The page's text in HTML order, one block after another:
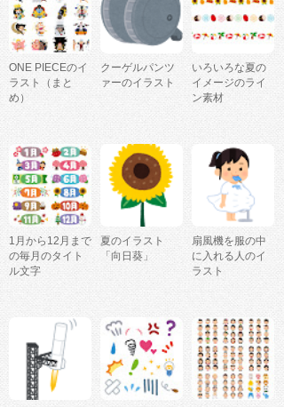
ONE PIECEのイ
ラスト（まと
め）
クーゲルパンツ
ァーのイラスト
いろいろな夏の
イメージのライ
ン素材
1月から12月まで
の毎月のタイト
ル文字
夏のイラスト
「向日葵」
扇風機を服の中
に入れる人のイ
ラスト